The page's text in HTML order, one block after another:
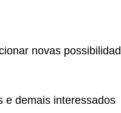
novas
e demais interessados